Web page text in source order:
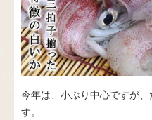
今年は、小ぶり中心ですが
す。